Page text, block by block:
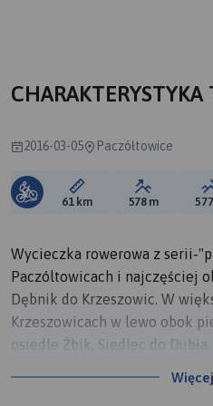
CHARAKTERYSTYKA
2016-03-05 Paczółtowice
Długość trasy:
61 km Suma
578 m
Wycieczka rowerowa z serii-
Paczóltowicach i najczęściej
Dębnik do Krzeszowic. W
Krzeszowicach w lewo obok
osiedle Żbik, Siedlec do
Puszczy Dulowskiej. Więc
Więcej